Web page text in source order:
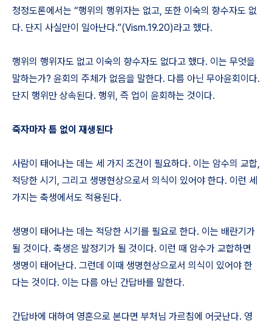
청정도론에서는 “행위의 행위자는 없고, 또한 이숙의 향수자도 없
다. 단지 사실만이 일아난다.”(Vism.19.20)라고 했다.
행위의 행위자도 없고 이숙의 향수자도 없다고 했다. 이는 무엇을
말하는가? 윤회의 주체가 없음을 말한다. 다름 아닌 무아윤회이다.
단지 행위만 상속된다. 행위, 즉 업이 윤회하는 것이다.
죽자마자 틈 없이 재생된다
사람이 태어나는 데는 세 가지 조건이 필요하다. 이는 암수의 교합,
적당한 시기, 그리고 생명현상으로서 의식이 있어야 한다. 이런 세
가지는 축생에서도 적용된다.
생명이 태어나는 데는 적당한 시기를 필요로 한다. 이는 배란기가
될 것이다. 축생은 발정기가 될 것이다. 이런 때 암수가 교합하면
생명이 태어난다. 그런데 이때 생명현상으로서 의식이 있어야 한
다는 것이다. 이는 다름 아닌 간답바를 말한다.
간답바에 대하여 영혼으로 본다면 부처님 가르침에 어긋난다. 영